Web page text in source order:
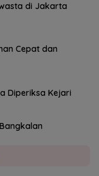
di Jakarta
Cepat dan
Diperiksa Kejari